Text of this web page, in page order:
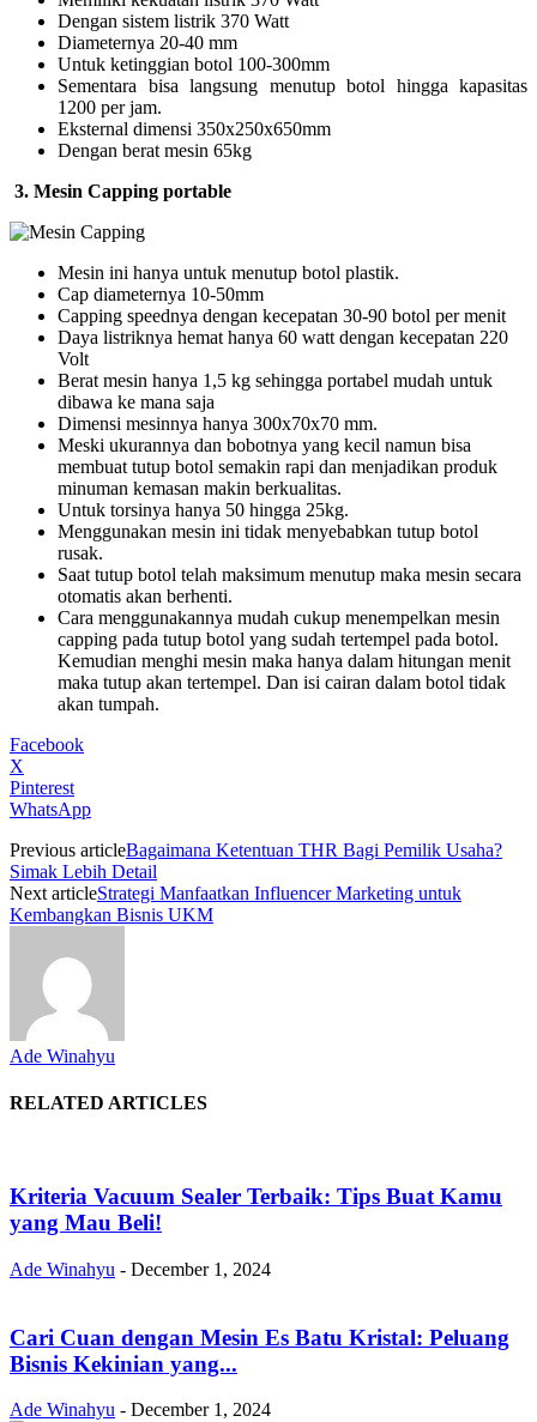
Dengan sistem listrik 370 Watt
Diameternya 20-40 mm
Untuk ketinggian botol 100-300mm
Sementara bisa langsung menutup botol hingga kapasitas
1200 per jam.
Eksternal dimensi 350x250x650mm
Dengan berat mesin 65kg
3. Mesin Capping portable
Mesin ini hanya untuk menutup botol plastik.
Cap diameternya 10-50mm
Capping speednya dengan kecepatan 30-90 botol per menit
Daya listriknya hemat hanya 60 watt dengan kecepatan 220
Volt
Berat mesin hanya 1,5 kg sehingga portabel mudah untuk
dibawa ke mana saja
Dimensi mesinnya hanya 300x70x70 mm.
Meski ukurannya dan bobotnya yang kecil namun bisa
membuat tutup botol semakin rapi dan menjadikan produk
minuman kemasan makin berkualitas.
Untuk torsinya hanya 50 hingga 25kg.
Menggunakan mesin ini tidak menyebabkan tutup botol
rusak.
Saat tutup botol telah maksimum menutup maka mesin secara
otomatis akan berhenti.
Cara menggunakannya mudah cukup menempelkan mesin
capping pada tutup botol yang sudah tertempel pada botol.
Kemudian menghi mesin maka hanya dalam hitungan menit
maka tutup akan tertempel. Dan isi cairan dalam botol tidak
akan tumpah.
Facebook
X
Pinterest
WhatsApp
Previous articleBagaimana Ketentuan THR Bagi Pemilik Usaha?
Simak Lebih Detail
Next articleStrategi Manfaatkan Influencer Marketing untuk
Kembangkan Bisnis UKM
Ade Winahyu
RELATED ARTICLES
Kriteria Vacuum Sealer Terbaik: Tips Buat Kamu
yang Mau Beli!
Ade Winahyu - December 1, 2024
Cari Cuan dengan Mesin Es Batu Kristal: Peluang
Bisnis Kekinian yang...
Ade Winahyu - December 1, 2024